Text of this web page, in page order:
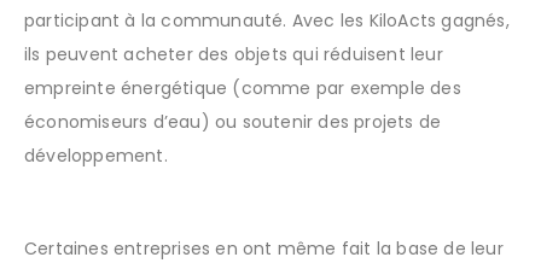
participant à la communauté. Avec les KiloActs gagnés,
ils peuvent acheter des objets qui réduisent leur
empreinte énergétique (comme par exemple des
économiseurs d’eau) ou soutenir des projets de
développement.
Certaines entreprises en ont même fait la base de leur